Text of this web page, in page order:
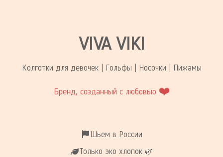
VIVA VIKI
Колготки для девочек | Гольфы | Носочки | Пижамы
Бренд, созданный с любовью ❤️
Шьем в России
Только эко хлопок 🌿